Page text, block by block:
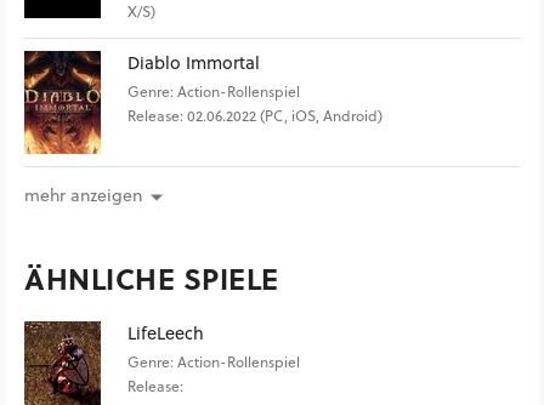
X/S)
Diablo Immortal
Genre: Action-Rollenspiel
Release: 02.06.2022 (PC, iOS, Android)
mehr anzeigen
ÄHNLICHE SPIELE
LifeLeech
Genre: Action-Rollenspiel
Release: